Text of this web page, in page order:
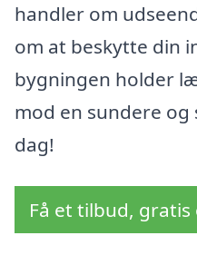
handler om
om at beskytte din
bygningen holder
mod en sundere og
dag!
Få et tilbud,